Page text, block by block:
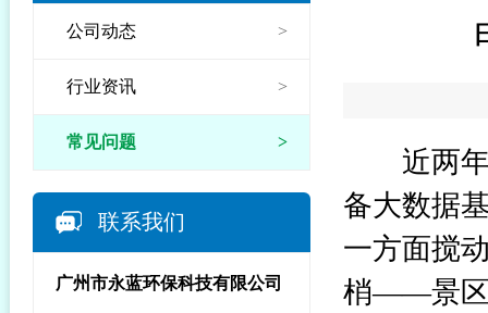
公司动态 >
行业资讯 >
常见问题 >
联系我们
广州市永蓝环保科技有限公司
近两年
备大数据
一方面搅
梢——景